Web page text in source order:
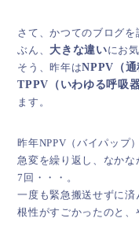
さて、かつてのブログ
ぶん、 大きな違いにお
そう、昨年はNPPV（通
TPPV（いわゆる呼吸器
ます。
昨年NPPV（バイパップ
急変を繰り返し、なか
7回・・・。
一度も緊急搬送せずに
根性がすごかったのと、